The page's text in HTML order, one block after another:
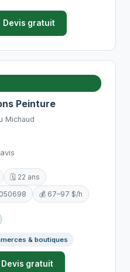
Devis gratuit
Peinture
Michaud
🗓️ 22 ans
💰 67–97 $/h
& boutiques
Devis gratuit